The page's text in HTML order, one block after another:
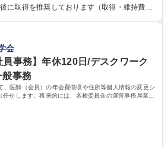
マスター申請対応）・予算作成及び予実管
ます。 募集職種 【営業事務】
残業時間10H/完全週休2日
に取得を推奨しております（取得・維持費用
ンジを厭わず、粘り強く業務に取り組める
頼関係を構築でき、期限を意識したスケジュ
的に他部署（営業部門、コーポレート部門）
ます。 学歴・資格 学歴：大学
建物取引士
会
事務】年休120日/デスクワーク
般事務
、医師（会員）の年会費徴収や住所等個人情報の変更シ
せします。将来的には、各種委員会の運営事務局業務
ます。